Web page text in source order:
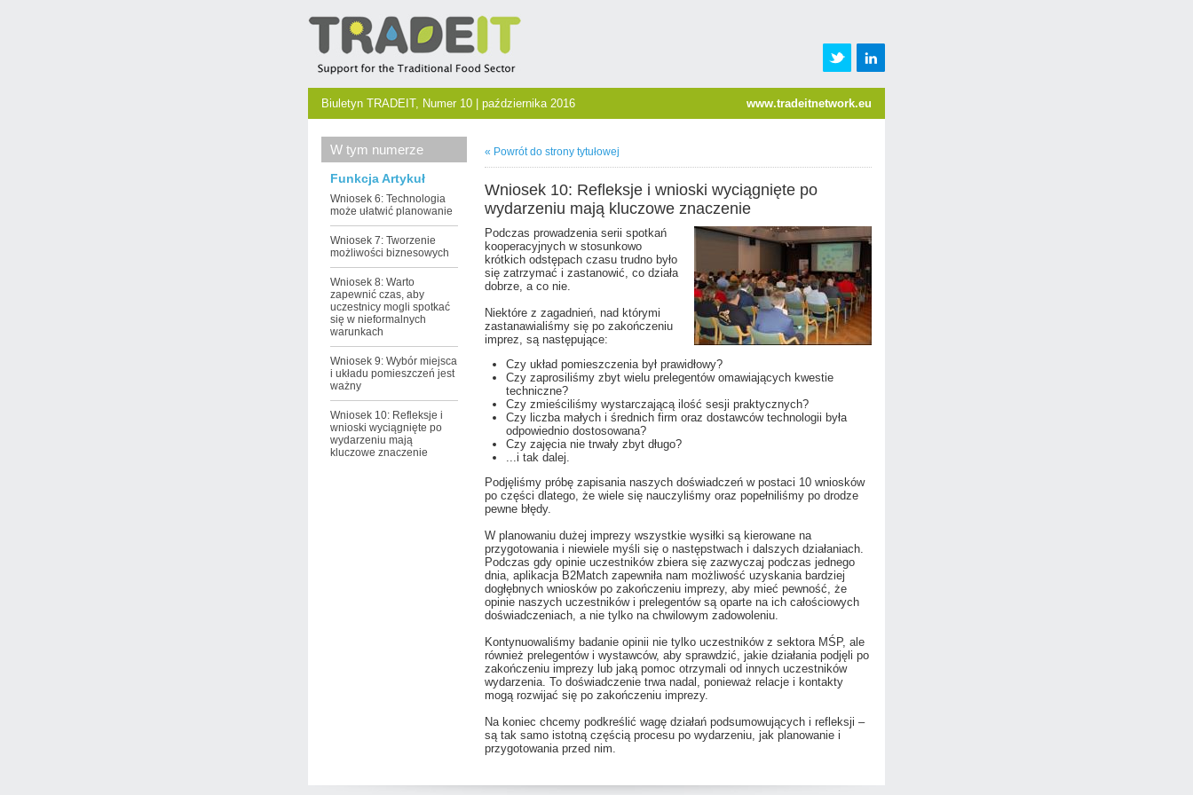
Biuletyn TRADEIT, Numer 10 | października 2016 www.tradeitnetwork.eu
W tym numerze
Funkcja Artykuł
Wniosek 6: Technologia
może ułatwić planowanie
Wniosek 7: Tworzenie
możliwości biznesowych
Wniosek 8: Warto
zapewnić czas, aby
uczestnicy mogli spotkać
się w nieformalnych
warunkach
Wniosek 9: Wybór miejsca
i układu pomieszczeń jest
ważny
Wniosek 10: Refleksje i
wnioski wyciągnięte po
wydarzeniu mają
kluczowe znaczenie
« Powrót do strony tytułowej
Wniosek 10: Refleksje i wnioski wyciągnięte po
wydarzeniu mają kluczowe znaczenie
Podczas prowadzenia serii spotkań
kooperacyjnych w stosunkowo
krótkich odstępach czasu trudno było
się zatrzymać i zastanowić, co działa
dobrze, a co nie.
Niektóre z zagadnień, nad którymi
zastanawialiśmy się po zakończeniu
imprez, są następujące:
Czy układ pomieszczenia był prawidłowy?
Czy zaprosiliśmy zbyt wielu prelegentów omawiających kwestie
techniczne?
Czy zmieściliśmy wystarczającą ilość sesji praktycznych?
Czy liczba małych i średnich firm oraz dostawców technologii była
odpowiednio dostosowana?
Czy zajęcia nie trwały zbyt długo?
...i tak dalej.
Podjęliśmy próbę zapisania naszych doświadczeń w postaci 10 wniosków
po części dlatego, że wiele się nauczyliśmy oraz popełniliśmy po drodze
pewne błędy.
W planowaniu dużej imprezy wszystkie wysiłki są kierowane na
przygotowania i niewiele myśli się o następstwach i dalszych działaniach.
Podczas gdy opinie uczestników zbiera się zazwyczaj podczas jednego
dnia, aplikacja B2Match zapewniła nam możliwość uzyskania bardziej
dogłębnych wniosków po zakończeniu imprezy, aby mieć pewność, że
opinie naszych uczestników i prelegentów są oparte na ich całościowych
doświadczeniach, a nie tylko na chwilowym zadowoleniu.
Kontynuowaliśmy badanie opinii nie tylko uczestników z sektora MŚP, ale
również prelegentów i wystawców, aby sprawdzić, jakie działania podjęli po
zakończeniu imprezy lub jaką pomoc otrzymali od innych uczestników
wydarzenia. To doświadczenie trwa nadal, ponieważ relacje i kontakty
mogą rozwijać się po zakończeniu imprezy.
Na koniec chcemy podkreślić wagę działań podsumowujących i refleksji –
są tak samo istotną częścią procesu po wydarzeniu, jak planowanie i
przygotowania przed nim.